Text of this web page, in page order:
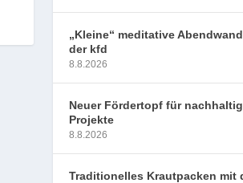
„Kleine“ meditative
der kfd
8.8.2026
Neuer Fördertopf für
Projekte
8.8.2026
Traditionelles Krautpacken mit